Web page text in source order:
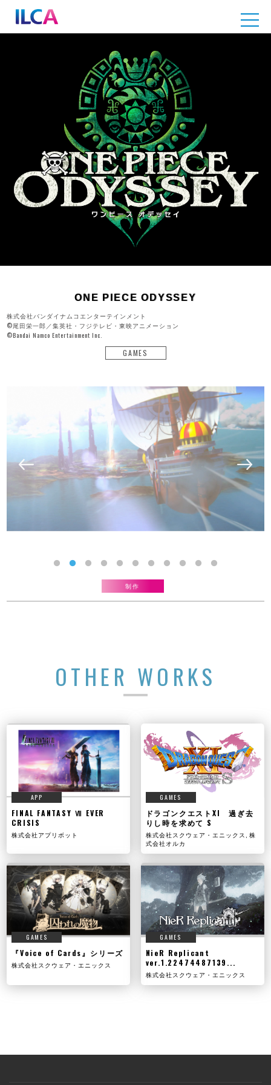
ONE PIECE ODYSSEY
株式会社バンダイナムコエンターテインメント
©尾田栄一郎／集英社・フジテレビ・東映アニメーション
©Bandai Namco Entertainment Inc.
GAMES
制作
OTHER WORKS
APP
FINAL FANTASY Ⅶ EVER
CRISIS
株式会社アプリボット
GAMES
ドラゴンクエストXI 過ぎ去
りし時を求めて S
株式会社スクウェア・エニックス, 株
式会社オルカ
GAMES
『Voice of Cards』シリーズ
株式会社スクウェア・エニックス
GAMES
NieR Replicant
ver.1.22474487139...
株式会社スクウェア・エニックス